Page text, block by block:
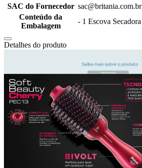
SAC do Fornecedor sac@britania.com.br
Conteúdo da
Embalagem
- 1 Escova Secadora
Detalhes do produto